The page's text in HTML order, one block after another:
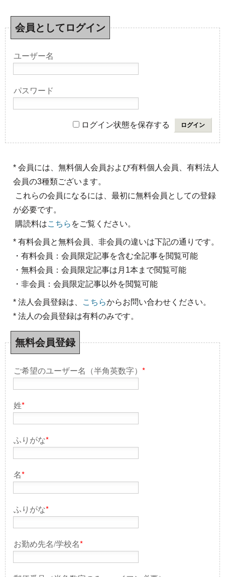
会員としてログイン
ユーザー名
パスワード
ログイン状態を保存する
* 会員には、無料個人会員および有料個人会員、有料法人
会員の3種類ございます。
これらの会員になるには、最初に無料会員としての登録
が必要です。
購読料はこちら をご覧ください。
* 有料会員と無料会員、非会員の違いは下記の通りです。
・有料会員：会員限定記事を含む全記事を閲覧可能
・無料会員：会員限定記事は月1本まで閲覧可能
・非会員：会員限定記事以外を閲覧可能
* 法人会員登録は、 こちらからお問い合わせください。
* 法人の会員登録は有料のみです。
無料会員登録
ご希望のユーザー名（半角英数字） *
姓*
ふりがな*
名*
ふりがな*
お勤め先名/学校名*